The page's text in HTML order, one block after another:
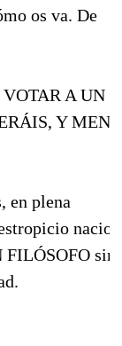
os va. De
VOTAR A UN
Y
en plena
sin